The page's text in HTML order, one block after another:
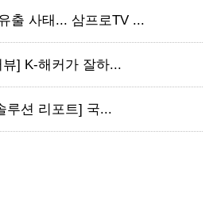
출 사태... 삼프로TV ...
] K-해커가 잘하...
루션 리포트] 국...